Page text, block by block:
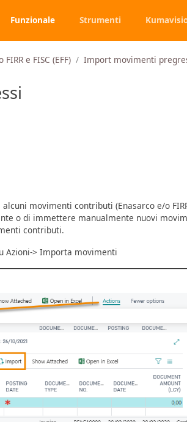
Funzionale Strumenti
e FISC (EFF) Import movimenti
movimenti contributi (Enasarco e/o
o di immettere manualmente nuovi
contributi.
Azioni-> Importa movimenti